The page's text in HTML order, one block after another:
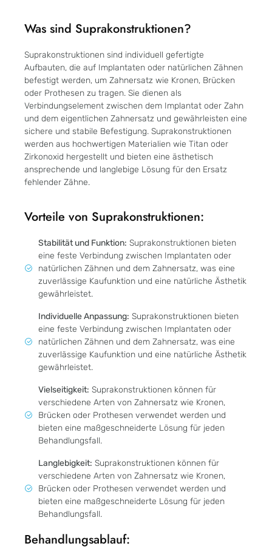
Was sind Suprakonstruktionen?
Suprakonstruktionen sind individuell gefertigte
Aufbauten, die auf Implantaten oder natürlichen Zähnen
befestigt werden, um Zahnersatz wie Kronen, Brücken
oder Prothesen zu tragen. Sie dienen als
Verbindungselement zwischen dem Implantat oder Zahn
und dem eigentlichen Zahnersatz und gewährleisten eine
sichere und stabile Befestigung. Suprakonstruktionen
werden aus hochwertigen Materialien wie Titan oder
Zirkonoxid hergestellt und bieten eine ästhetisch
ansprechende und langlebige Lösung für den Ersatz
fehlender Zähne.
Vorteile von Suprakonstruktionen:
Stabilität und Funktion: Suprakonstruktionen bieten
eine feste Verbindung zwischen Implantaten oder
natürlichen Zähnen und dem Zahnersatz, was eine
zuverlässige Kaufunktion und eine natürliche Ästhetik
gewährleistet.
Individuelle Anpassung: Suprakonstruktionen bieten
eine feste Verbindung zwischen Implantaten oder
natürlichen Zähnen und dem Zahnersatz, was eine
zuverlässige Kaufunktion und eine natürliche Ästhetik
gewährleistet.
Vielseitigkeit: Suprakonstruktionen können für
verschiedene Arten von Zahnersatz wie Kronen,
Brücken oder Prothesen verwendet werden und
bieten eine maßgeschneiderte Lösung für jeden
Behandlungsfall.
Langlebigkeit: Suprakonstruktionen können für
verschiedene Arten von Zahnersatz wie Kronen,
Brücken oder Prothesen verwendet werden und
bieten eine maßgeschneiderte Lösung für jeden
Behandlungsfall.
Behandlungsablauf: